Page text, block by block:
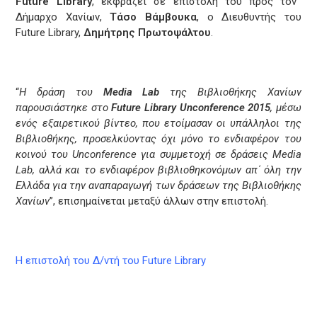
Δήμαρχο Χανίων,Τάσο Βάμβουκα, ο Διευθυντής του
Future Library, Δημήτρης Πρωτοψάλτου.
“Η δράση του Media Lab της Βιβλιοθήκης Χανίων
παρουσιάστηκε στοFuture Library Unconference 2015, μέσω
ενός εξαιρετικού βίντεο, που ετοίμασαν οι υπάλληλοι της
Βιβλιοθήκης, προσελκύοντας όχι μόνο το ενδιαφέρον του
κοινού του Unconference για συμμετοχή σε δράσεις Media
Lab, αλλά και το ενδιαφέρον βιβλιοθηκονόμων απ΄ όλη την
Ελλάδα για την αναπαραγωγή των δράσεων της Βιβλιοθήκης
Χανίων”, επισημαίνεται μεταξύ άλλων στην επιστολή.
Η επιστολή του Δ/ντή του Future Library